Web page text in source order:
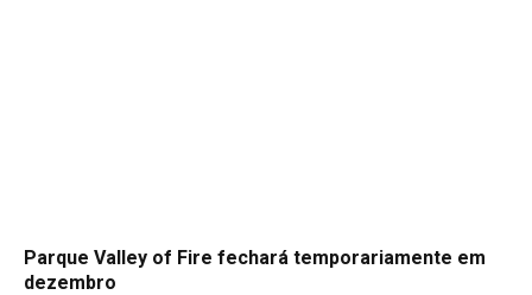
Parque Valley of Fire fechará temporariamente em
dezembro